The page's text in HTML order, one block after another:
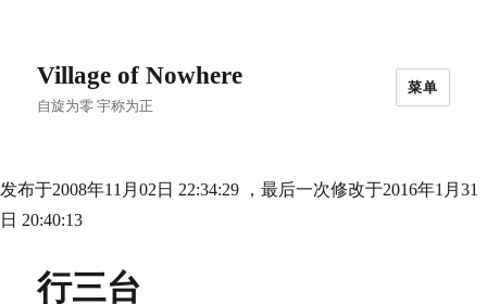
Village of Nowhere
自旋为零 宇称为正
菜单
发布于2008年11月02日 22:34:29 ，最后一次修改于2016年1月31
日 20:40:13
行三台